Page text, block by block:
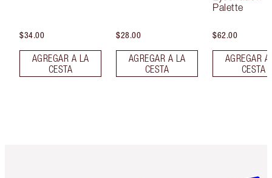
$34.00
AGREGAR A LA
CESTA
$28.00
AGREGAR A LA
CESTA
Palette
$62.00
AGREGAR
CESTA